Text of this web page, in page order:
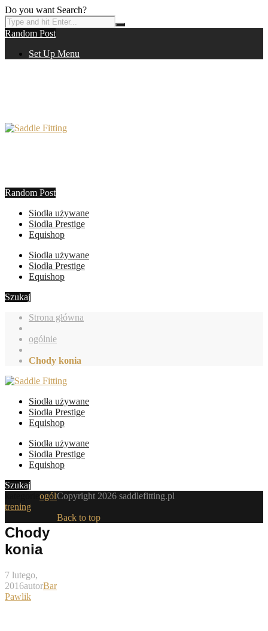
Do you want Search?
Random Post
Set Up Menu
Random Post
Siodła używane
Siodła Prestige
Equishop
Siodła używane
Siodła Prestige
Equishop
Szukaj
Strona główna
ogólnie
Chody konia
Siodła używane
Siodła Prestige
Equishop
Siodła używane
Siodła Prestige
Equishop
Szukaj
ogólnie,
trening
Chody
konia
7 lutego,
2016autorBartek
Pawlik
Copyright 2026 saddlefitting.pl
Back to top